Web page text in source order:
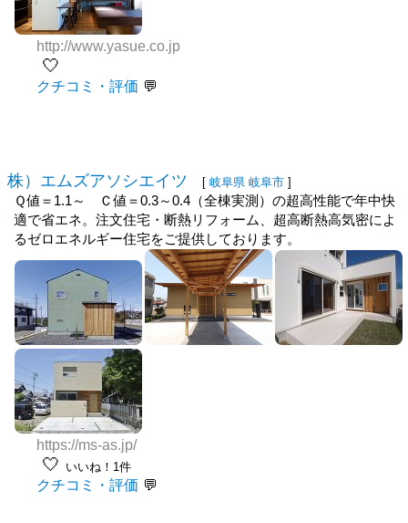
http://www.yasue.co.jp
🤍
クチコミ・評価
株）エムズアソシエイツ [ 岐阜県 岐阜市 ]
Ｑ値＝1.1～ Ｃ値＝0.3～0.4（全棟実測）の超高性能で年中快
適で省エネ。注文住宅・断熱リフォーム、超高断熱高気密によ
るゼロエネルギー住宅をご提供しております。
https://ms-as.jp/
🤍 いいね！1件
クチコミ・評価